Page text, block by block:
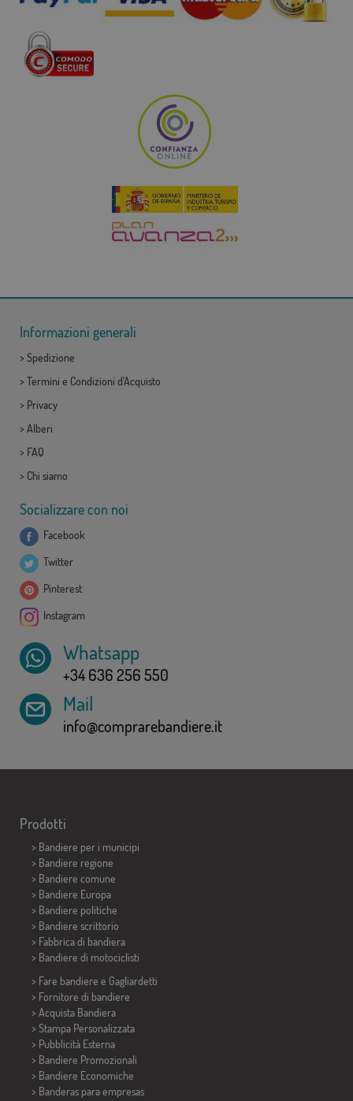
Informazioni generali
> Spedizione
> Termini e Condizioni d'Acquisto
> Privacy
> Alberi
> FAQ
> Chi siamo
Socializzare con noi
Facebook
Twitter
Pinterest
Instagram
Whatsapp
+34 636 256 550
Mail
info@comprarebandiere.it
Prodotti
> Bandiere per i municipi
> Bandiere regione
> Bandiere comune
> Bandiere Europa
> Bandiere politiche
> Bandiere scrittorio
> Fabbrica di bandiera
> Bandiere di motociclisti
> Fare bandiere e Gagliardetti
> Fornitore di bandiere
> Acquista Bandiera
> Stampa Personalizzata
> Pubblicità Esterna
> Bandiere Promozionali
> Bandiere Economiche
> Banderas para empresas